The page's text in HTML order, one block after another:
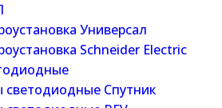
Универсал
Schneider Electric
Спутник